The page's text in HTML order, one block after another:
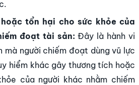
tổn hại cho sức khỏe của
đoạt tài sản: Đây là hành vi
mà người chiếm đoạt dùng vũ lực
hiểm khác gây thương tích hoặc
của người khác nhằm chiếm